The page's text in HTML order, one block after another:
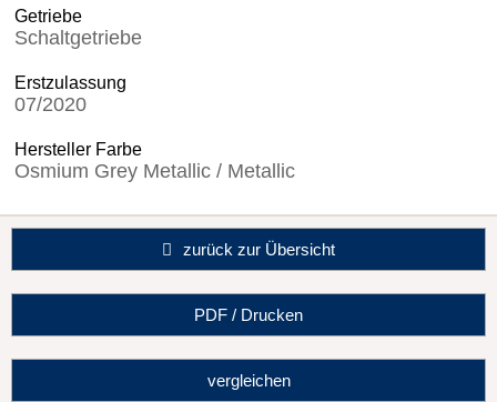
Getriebe
Schaltgetriebe
Erstzulassung
07/2020
Hersteller Farbe
Osmium Grey Metallic / Metallic
zurück zur Übersicht
PDF / Drucken
vergleichen